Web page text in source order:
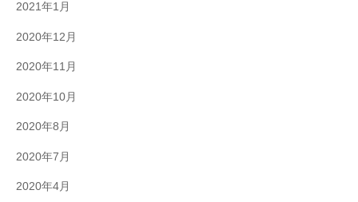
2021年1月
2020年12月
2020年11月
2020年10月
2020年8月
2020年7月
2020年4月